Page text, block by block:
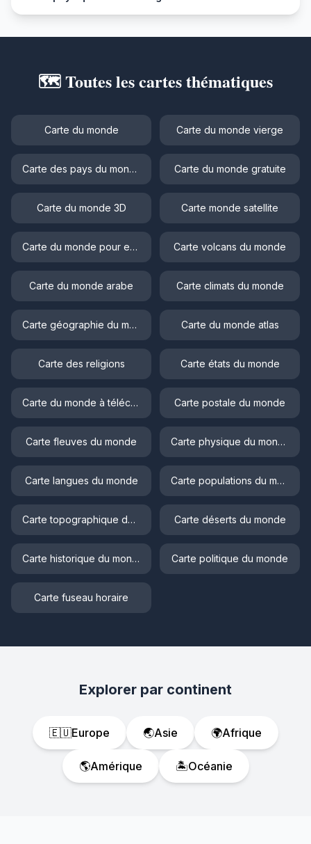
🗺️ Toutes les cartes thématiques
Carte du monde Carte du monde vierge
Carte des pays du monde Carte du monde gratuite
Carte du monde 3D Carte monde satellite
Carte du monde pour enfant Carte volcans du monde
Carte du monde arabe Carte climats du monde
Carte géographie du monde Carte du monde atlas
Carte des religions Carte états du monde
Carte du monde à télécharger Carte postale du monde
Carte fleuves du monde Carte physique du monde
Carte langues du monde Carte populations du monde
Carte topographique du monde Carte déserts du monde
Carte historique du monde Carte politique du monde
Carte fuseau horaire
Explorer par continent
🇪🇺Europe 🌏Asie 🌍Afrique
🌎Amérique 🏝️Océanie